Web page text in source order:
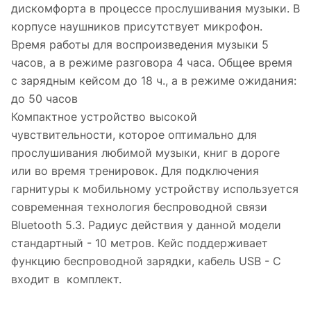
дискомфорта в процессе прослушивания музыки. В
корпусе наушников присутствует микрофон.
Время работы для воспроизведения музыки 5
часов, а в режиме разговора 4 часа. Общее время
с зарядным кейсом до 18 ч., а в режиме ожидания:
до 50 часов
Компактное устройство высокой
чувствительности, которое оптимально для
прослушивания любимой музыки, книг в дороге
или во время тренировок. Для подключения
гарнитуры к мобильному устройству используется
современная технология беспроводной связи
Bluetooth 5.3. Радиус действия у данной модели
стандартный - 10 метров. Кейс поддерживает
функцию беспроводной зарядки, кабель USB - C
входит в комплект.